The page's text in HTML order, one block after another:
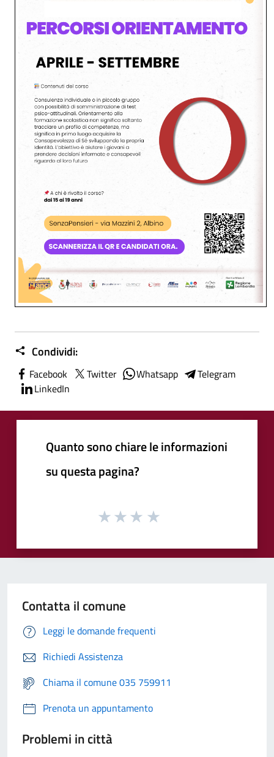
Condividi:
Facebook Twitter Whatsapp
Telegram
LinkedIn
Quanto sono chiare le informazioni
su questa pagina?
Contatta il comune
Leggi le domande frequenti
Richiedi Assistenza
Chiama il comune 035 759911
Prenota un appuntamento
Problemi in città